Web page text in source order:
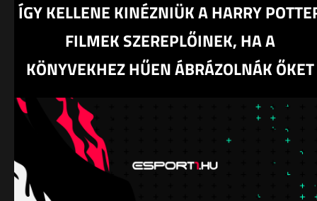
ÍGY KELLENE KINÉZNIÜK A HARRY
FILMEK SZEREPLŐINEK, HA A
KÖNYVEKHEZ HŰEN ÁBRÁZOLNÁK ŐKET